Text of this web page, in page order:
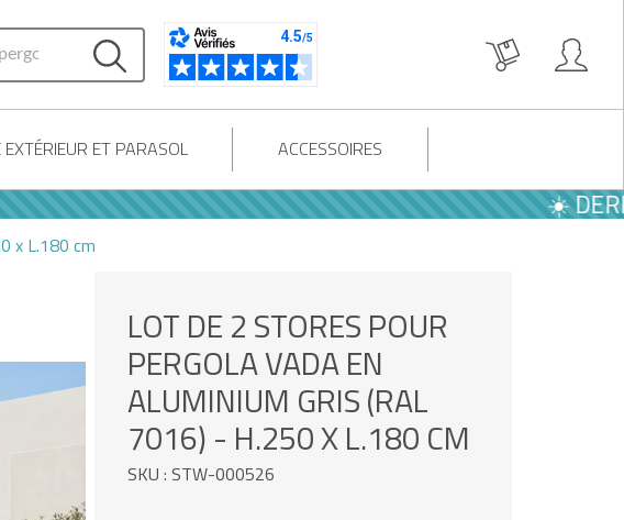
EXTÉRIEUR ET PARASOL ACCESSOIRES
☀️
x L.180 cm
LOT DE 2 STORES POUR
PERGOLA VADA EN
ALUMINIUM GRIS (RAL
7016) - H.250 X L.180 CM
SKU : STW-000526